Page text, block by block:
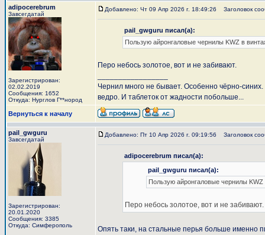
adipocerebrum
Завсегдатай
Зарегистрирован:
02.02.2019
Сообщения: 1652
Откуда: Нурглов Г**нород
Добавлено: Чт 09 Апр 2026 г. 18:49:26 Заголовок
pail_gwguru писал(а):
Пользую айронгаловые чернилы KWZ в
Перо небось золотое, вот и не забивают.
Чернил много не бывает. Особенно чёрно-
ведро. И таблеток от жадности побольше...
Вернуться к началу
pail_gwguru
Завсегдатай
Зарегистрирован:
20.01.2020
Сообщения: 3385
Откуда: Симферополь
Добавлено: Пт 10 Апр 2026 г. 09:19:56 Заголовок
adipocerebrum писал(а):
pail_gwguru писал(а):
Пользую айронгаловые чернилы KWZ
Перо небось золотое, вот и не забивают.
Опять таки, на стальные перья больше именно